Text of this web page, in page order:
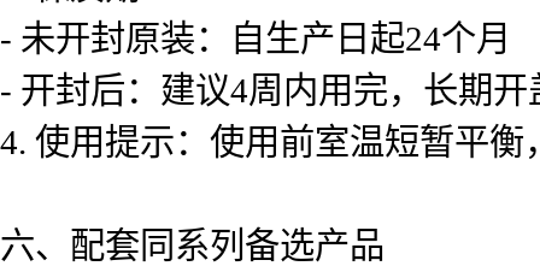
- 未开封原装：自生产日起24个月
- 开封后：建议4周内用完，长期
4. 使用提示：使用前室温短暂平
六、配套同系列备选产品